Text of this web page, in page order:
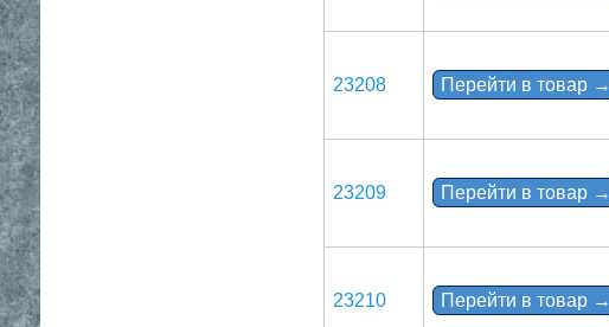
23208 Перейти в товар →
23209 Перейти в товар →
23210 Перейти в товар →